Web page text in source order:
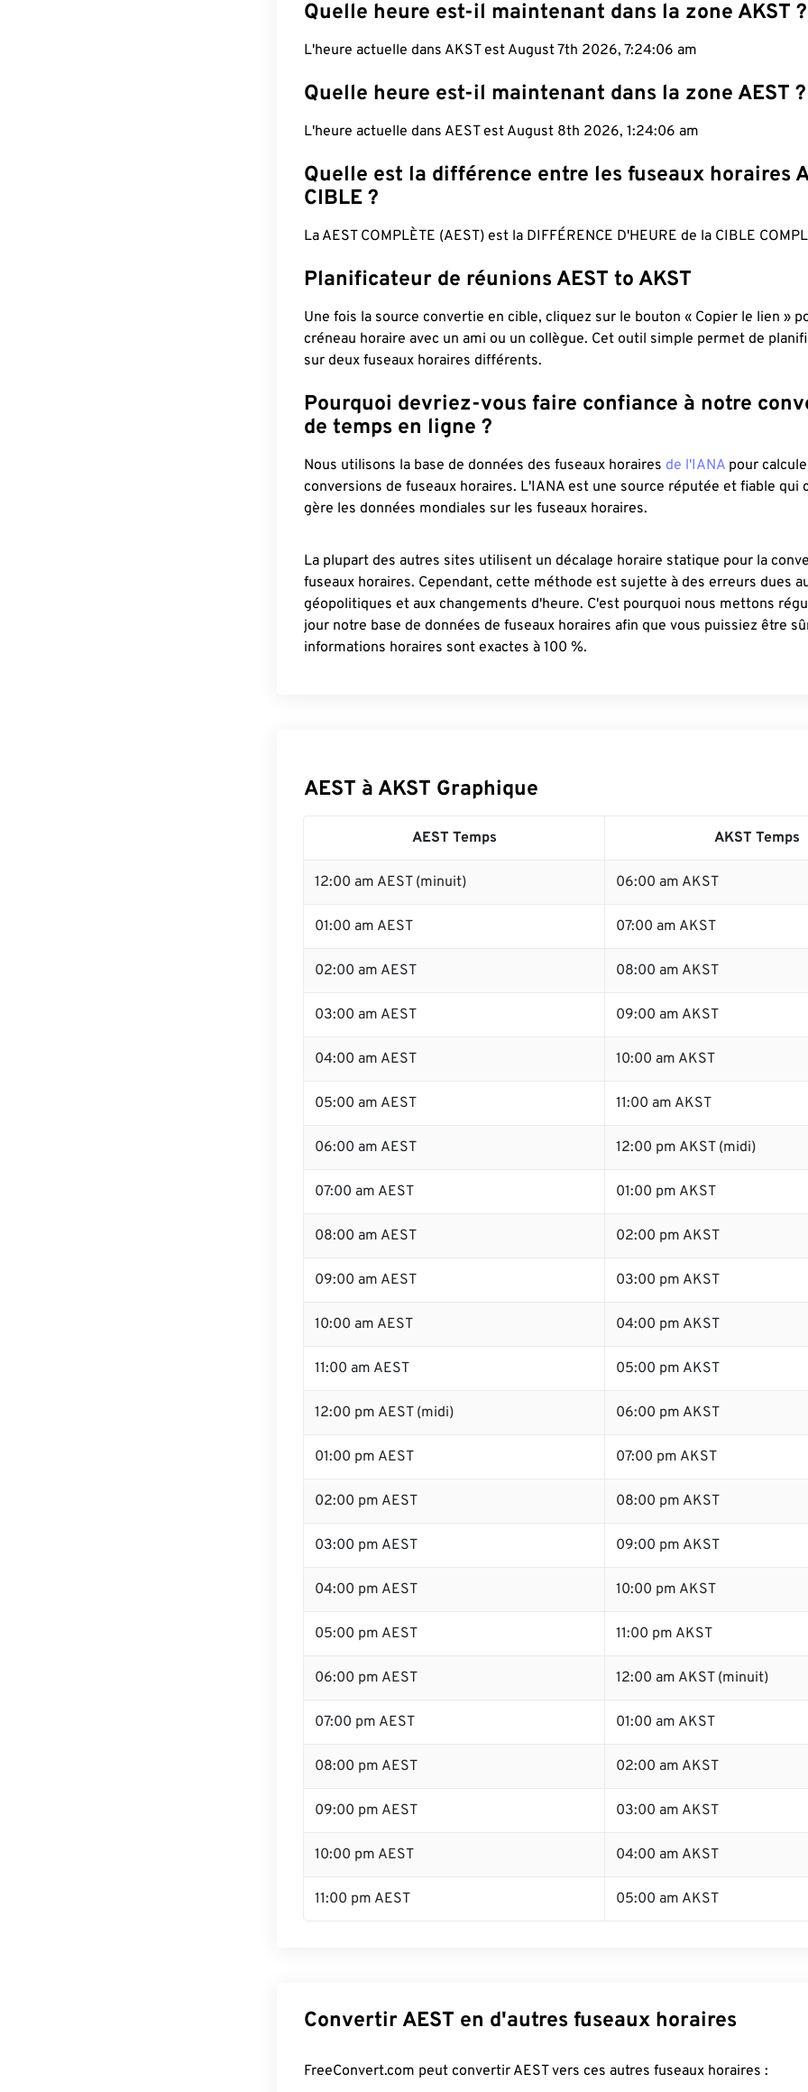
Quelle heure est-il maintenant dans la zone AKST ?
L'heure actuelle dans AKST est August 7th 2026, 7:24:07 am
Quelle heure est-il maintenant dans la zone AEST ?
L'heure actuelle dans AEST est August 8th 2026, 1:24:07 am
Quelle est la différence entre les fuseaux horaires
CIBLE ?
La AEST COMPLÈTE (AEST) est la DIFFÉRENCE D'HEURE de la CIBLE
Planificateur de réunions AEST to AKST
Une fois la source convertie en cible, cliquez sur le bouton « Copier le lien »
créneau horaire avec un ami ou un collègue. Cet outil simple permet de
sur deux fuseaux horaires différents.
Pourquoi devriez-vous faire confiance à notre
de temps en ligne ?
Nous utilisons la base de données des fuseaux horaires de l'IANA pour
conversions de fuseaux horaires. L'IANA est une source réputée et fiable qui
gère les données mondiales sur les fuseaux horaires.
La plupart des autres sites utilisent un décalage horaire statique pour la
fuseaux horaires. Cependant, cette méthode est sujette à des erreurs dues
géopolitiques et aux changements d'heure. C'est pourquoi nous mettons
jour notre base de données de fuseaux horaires afin que vous puissiez être
informations horaires sont exactes à 100 %.
AEST à AKST Graphique
AEST Temps AKST Temps
12:00 am AEST (minuit) 06:00 am AKST
01:00 am AEST 07:00 am AKST
02:00 am AEST 08:00 am AKST
03:00 am AEST 09:00 am AKST
04:00 am AEST 10:00 am AKST
05:00 am AEST 11:00 am AKST
06:00 am AEST 12:00 pm AKST (midi)
07:00 am AEST 01:00 pm AKST
08:00 am AEST 02:00 pm AKST
09:00 am AEST 03:00 pm AKST
10:00 am AEST 04:00 pm AKST
11:00 am AEST 05:00 pm AKST
12:00 pm AEST (midi) 06:00 pm AKST
01:00 pm AEST 07:00 pm AKST
02:00 pm AEST 08:00 pm AKST
03:00 pm AEST 09:00 pm AKST
04:00 pm AEST 10:00 pm AKST
05:00 pm AEST 11:00 pm AKST
06:00 pm AEST 12:00 am AKST (minuit)
07:00 pm AEST 01:00 am AKST
08:00 pm AEST 02:00 am AKST
09:00 pm AEST 03:00 am AKST
10:00 pm AEST 04:00 am AKST
11:00 pm AEST 05:00 am AKST
Convertir AEST en d'autres fuseaux horaires
FreeConvert.com peut convertir AEST vers ces autres fuseaux horaires :